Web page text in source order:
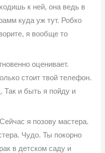
к ней, она ведь в
куда уж тут. Робко
я вообще то
оценивает.
стоит твой телефон.
и быть я пойду и
я позову мастера.
Чудо. Ты покорно
в детском саду и